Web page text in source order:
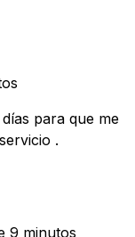
para que me
.
9 minutos